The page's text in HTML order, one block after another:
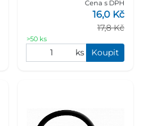
Cena s DPH
17,8 Kč
16,0 Kč
>50 ks
ks Koupit